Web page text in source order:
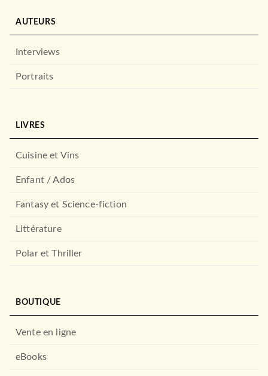
AUTEURS
Interviews
Portraits
LIVRES
Cuisine et Vins
Enfant / Ados
Fantasy et Science-fiction
Littérature
Polar et Thriller
BOUTIQUE
Vente en ligne
eBooks